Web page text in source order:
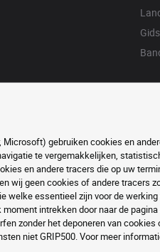
Gids
Microsoft) gebruiken cookies en
te vergemakkelijken,
en andere tracers die op uw
wij geen cookies of andere tracers
welke essentieel zijn voor de
intrekken door naar de
zonder het deponeren van
niet GRIP500. Voor meer